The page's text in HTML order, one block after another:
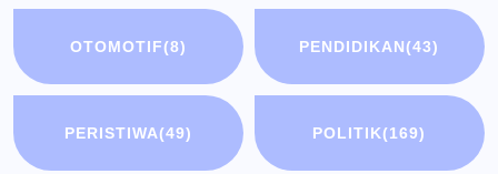
OTOMOTIF(8) PENDIDIKAN(43)
PERISTIWA(49) POLITIK(169)